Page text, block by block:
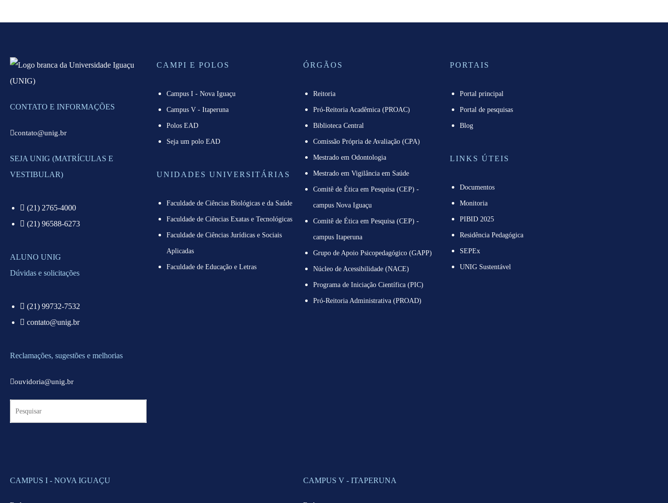
CONTATO E INFORMAÇÕES
contato@unig.br
SEJA UNIG (MATRÍCULAS E
VESTIBULAR)
(21) 2765-4000
(21) 96588-6273
ALUNO UNIG
Dúvidas e solicitações
(21) 99732-7532
contato@unig.br
Reclamações, sugestões e melhorias
ouvidoria@unig.br
CAMPI E POLOS
Campus I - Nova Iguaçu
Campus V - Itaperuna
Polos EAD
Seja um polo EAD
UNIDADES UNIVERSITÁRIAS
Faculdade de Ciências Biológicas e da Saúde
Faculdade de Ciências Exatas e Tecnológicas
Faculdade de Ciências Jurídicas e Sociais
Aplicadas
Faculdade de Educação e Letras
ÓRGÃOS
Reitoria
Pró-Reitoria Acadêmica (PROAC)
Biblioteca Central
Comissão Própria de Avaliação (CPA)
Mestrado em Odontologia
Mestrado em Vigilância em Saúde
Comitê de Ética em Pesquisa (CEP) -
campus Nova Iguaçu
Comitê de Ética em Pesquisa (CEP) -
campus Itaperuna
Grupo de Apoio Psicopedagógico (GAPP)
Núcleo de Acessibilidade (NACE)
Programa de Iniciação Científica (PIC)
Pró-Reitoria Administrativa (PROAD)
PORTAIS
Portal principal
Portal de pesquisas
Blog
LINKS ÚTEIS
Documentos
Monitoria
PIBID 2025
Residência Pedagógica
SEPEx
UNIG Sustentável
CAMPUS I - NOVA IGUAÇU CAMPUS V - ITAPERUNA